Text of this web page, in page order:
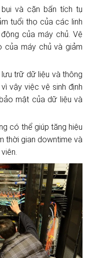
và cặn bẩn tích tụ
tuổi thọ của các linh
của máy chủ. Vệ
của máy chủ và giảm
trữ dữ liệu và thông
vậy việc vệ sinh định
mật của dữ liệu và
có thể giúp tăng hiệu
thời gian downtime và